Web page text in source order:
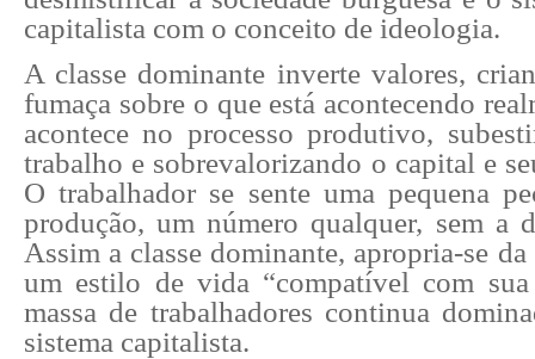
capitalista com o conceito de ideologia.
A classe dominante inverte valores,
fumaça sobre o que está acontecendo
acontece no processo produtivo,
trabalho e sobrevalorizando o capital e
O trabalhador se sente uma pequena
produção, um número qualquer, sem a
Assim a classe dominante, apropria-se
um estilo de vida “compatível com
massa de trabalhadores continua
sistema capitalista.